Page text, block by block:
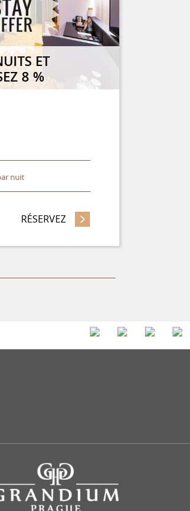
JUSQU'À 15 %
ET
8 %
nuit
RÉSERVEZ - RESTEZ 4 NUITS ET